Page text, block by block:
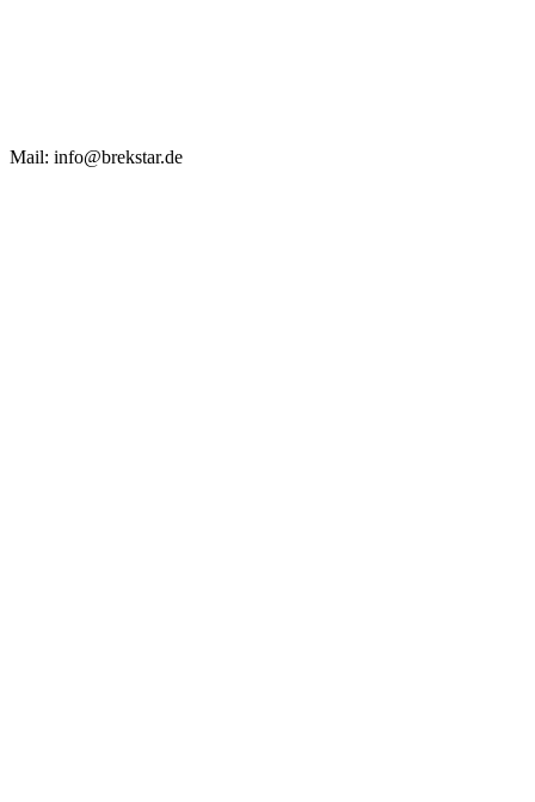
Mail: info@brekstar.de